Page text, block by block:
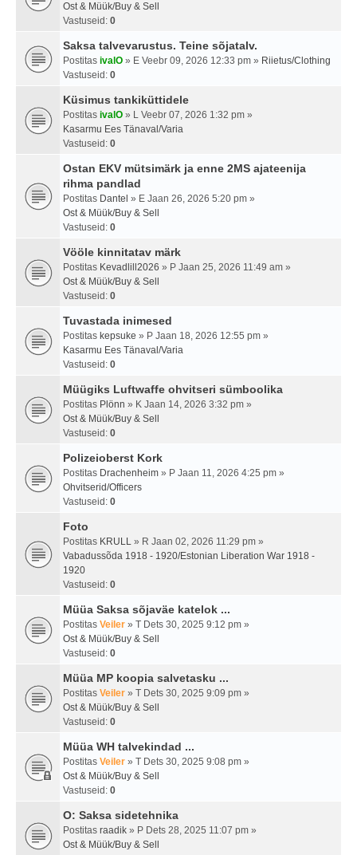
Ost & Müük/Buy & Sell
Vastuseid: 0
Saksa talvevarustus. Teine sõjatalv.
Postitas ivalO » E Veebr 09, 2026 12:33 pm » Riietus/Clothing
Vastuseid: 0
Küsimus tankiküttidele
Postitas ivalO » L Veebr 07, 2026 1:32 pm »
Kasarmu Ees Tänaval/Varia
Vastuseid: 0
Ostan EKV mütsimärk ja enne 2MS ajateenija
rihma pandlad
Postitas Dantel » E Jaan 26, 2026 5:20 pm »
Ost & Müük/Buy & Sell
Vastuseid: 0
Vööle kinnitatav märk
Postitas Kevadlill2026 » P Jaan 25, 2026 11:49 am »
Ost & Müük/Buy & Sell
Vastuseid: 0
Tuvastada inimesed
Postitas kepsuke » P Jaan 18, 2026 12:55 pm »
Kasarmu Ees Tänaval/Varia
Vastuseid: 0
Müügiks Luftwaffe ohvitseri sümboolika
Postitas Plönn » K Jaan 14, 2026 3:32 pm »
Ost & Müük/Buy & Sell
Vastuseid: 0
Polizeioberst Kork
Postitas Drachenheim » P Jaan 11, 2026 4:25 pm »
Ohvitserid/Officers
Vastuseid: 0
Foto
Postitas KRULL » R Jaan 02, 2026 11:29 pm »
Vabadussõda 1918 - 1920/Estonian Liberation War 1918 -
1920
Vastuseid: 0
Müüa Saksa sõjaväe katelok ...
Postitas Veiler » T Dets 30, 2025 9:12 pm »
Ost & Müük/Buy & Sell
Vastuseid: 0
Müüa MP koopia salvetasku ...
Postitas Veiler » T Dets 30, 2025 9:09 pm »
Ost & Müük/Buy & Sell
Vastuseid: 0
Müüa WH talvekindad ...
Postitas Veiler » T Dets 30, 2025 9:08 pm »
Ost & Müük/Buy & Sell
Vastuseid: 0
O: Saksa sidetehnika
Postitas raadik » P Dets 28, 2025 11:07 pm »
Ost & Müük/Buy & Sell